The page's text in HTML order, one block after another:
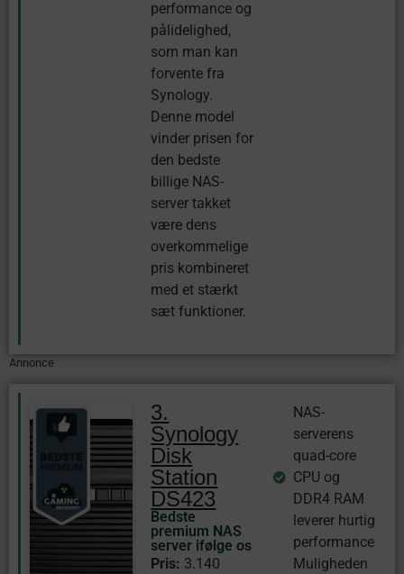
performance og
pålidelighed,
som man kan
forvente fra
Synology.
Denne model
vinder prisen for
den bedste
billige NAS-
server takket
være dens
overkommelige
pris kombineret
med et stærkt
sæt funktioner.
Annonce
3.
Synology
Disk
Station
DS423
Bedste
premium NAS
server ifølge os
Pris: 3.140
NAS-
serverens
quad-core
CPU og
DDR4 RAM
leverer hurtig
performance
Muligheden